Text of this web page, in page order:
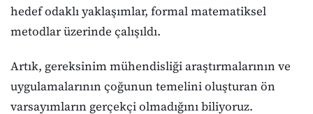
hedef odaklı yaklaşımlar, formal matematiksel
metodlar üzerinde çalışıldı.
Artık, gereksinim mühendisliği araştırmalarının ve
uygulamalarının çoğunun temelini oluşturan ön
varsayımların gerçekçi olmadığını biliyoruz.